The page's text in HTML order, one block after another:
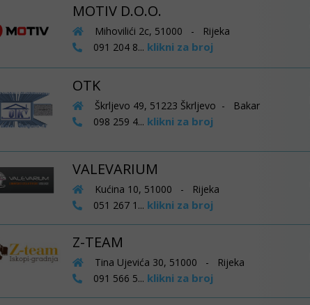
MOTIV D.O.O.
Mihovilići 2c, 51000 - Rijeka
091 204 8... klikni za broj
OTK
Škrljevo 49, 51223 Škrljevo - Bakar
098 259 4... klikni za broj
VALEVARIUM
Kućina 10, 51000 - Rijeka
051 267 1... klikni za broj
Z-TEAM
Tina Ujevića 30, 51000 - Rijeka
091 566 5... klikni za broj